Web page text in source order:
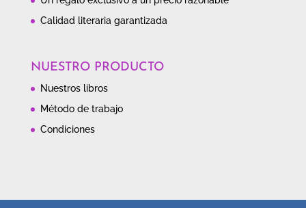
Calidad literaria garantizada
NUESTRO PRODUCTO
Nuestros libros
Método de trabajo
Condiciones